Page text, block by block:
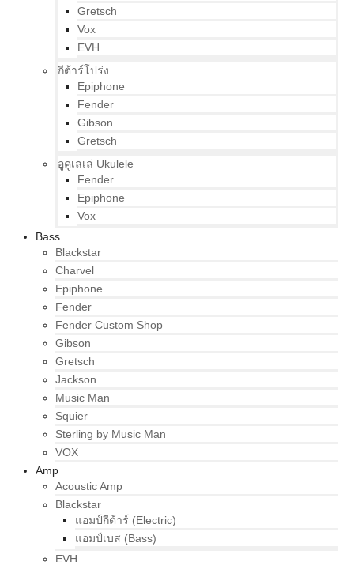
Gretsch
Vox
EVH
กีต้าร์โปร่ง
Epiphone
Fender
Gibson
Gretsch
อูคูเลเล่ Ukulele
Fender
Epiphone
Vox
Bass
Blackstar
Charvel
Epiphone
Fender
Fender Custom Shop
Gibson
Gretsch
Jackson
Music Man
Squier
Sterling by Music Man
VOX
Amp
Acoustic Amp
Blackstar
แอมป์กีต้าร์ (Electric)
แอมป์เบส (Bass)
EVH